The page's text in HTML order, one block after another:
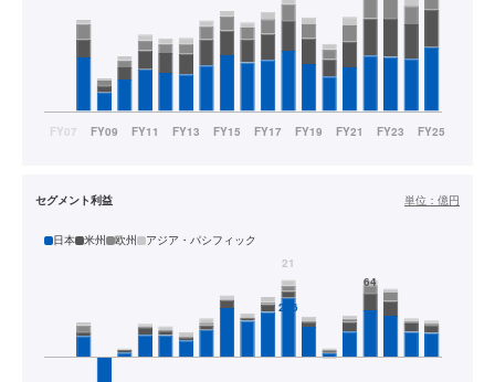
セグメント利益 単位： 億円
日本 米州 欧州 アジア・パシフィック